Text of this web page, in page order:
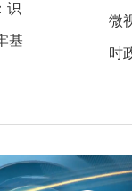
识
基
微
时